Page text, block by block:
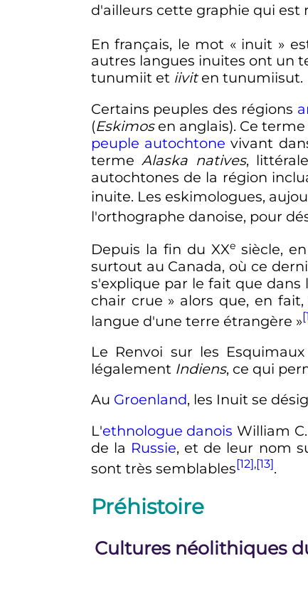
d'ailleurs cette graphie qui est
En français, le mot « inuit »
autres langues inuites ont un
tunumiit et iiviten tunumiisut.
Certains peuples des régions
(Eskimosen anglais). Ce
peuple autochtone vivant
terme Alaska natives,
autochtones de la région
inuite. Les eskimologues,
l'orthographe danoise, pour
Depuis la fin du XXe siècle,
surtout au Canada, où ce
s'explique par le fait que dans
chair crue » alors que, en
langue d'une terre étrangère »
Le Renvoi sur les
légalement Indiens, ce qui
Au Groenland, les Inuit se
L'ethnologue danois William
de la Russie, et de leur nom
sont très semblables[12],[13].
Préhistoire
Cultures néolithiques